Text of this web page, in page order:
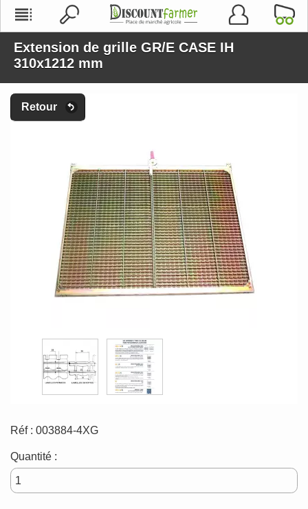
Extension de grille GR/E CASE IH
310x1212 mm
Retour
Réf : 003884-4XG
Quantité :